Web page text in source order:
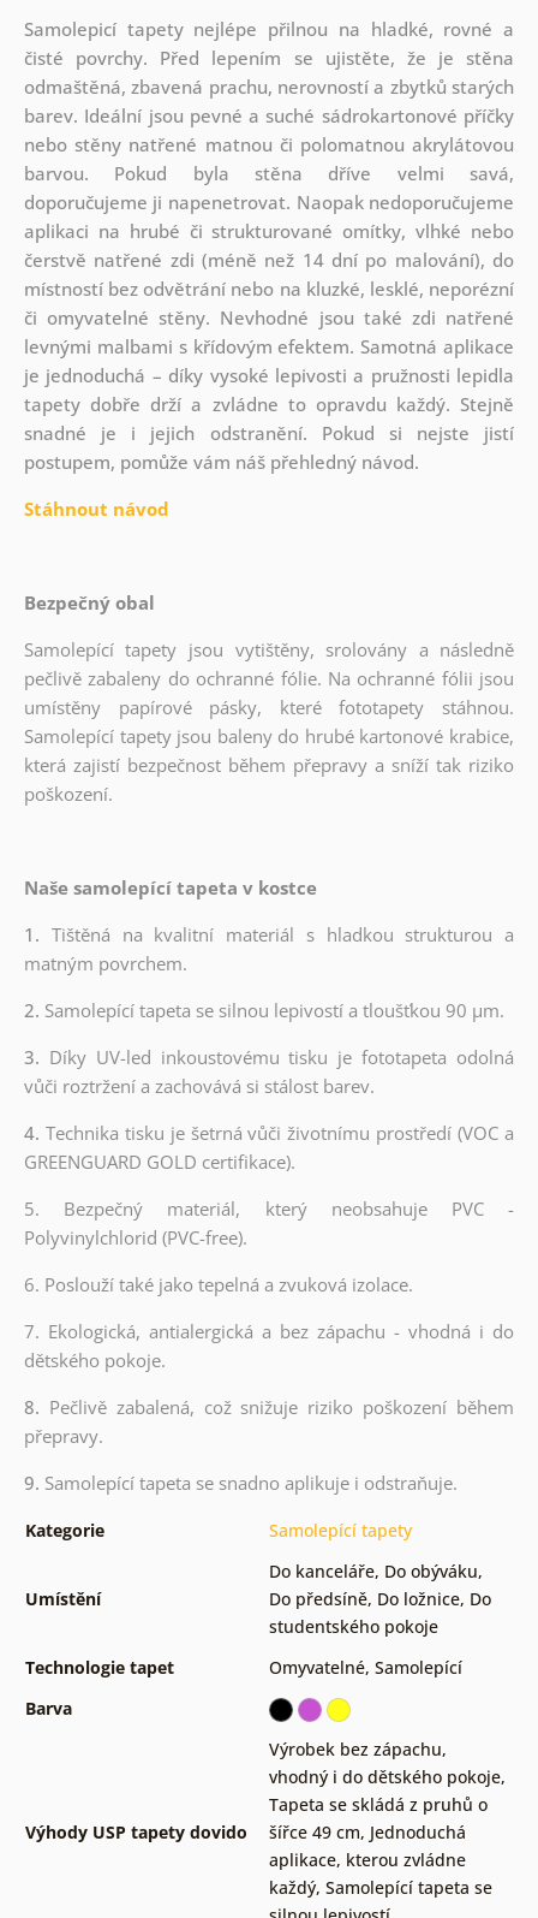
Samolepicí tapety nejlépe přilnou na hladké, rovné a
čisté povrchy. Před lepením se ujistěte, že je stěna
odmaštěná, zbavená prachu, nerovností a zbytků starých
barev. Ideální jsou pevné a suché sádrokartonové příčky
nebo stěny natřené matnou či polomatnou akrylátovou
barvou. Pokud byla stěna dříve velmi savá,
doporučujeme ji napenetrovat. Naopak nedoporučujeme
aplikaci na hrubé či strukturované omítky, vlhké nebo
čerstvě natřené zdi (méně než 14 dní po malování), do
místností bez odvětrání nebo na kluzké, lesklé, neporézní
či omyvatelné stěny. Nevhodné jsou také zdi natřené
levnými malbami s křídovým efektem. Samotná aplikace
je jednoduchá – díky vysoké lepivosti a pružnosti lepidla
tapety dobře drží a zvládne to opravdu každý. Stejně
snadné je i jejich odstranění. Pokud si nejste jistí
postupem, pomůže vám náš přehledný návod.
Stáhnout návod
Bezpečný obal
Samolepící tapety jsou vytištěny, srolovány a následně
pečlivě zabaleny do ochranné fólie. Na ochranné fólii jsou
umístěny papírové pásky, které fototapety stáhnou.
Samolepící tapety jsou baleny do hrubé kartonové krabice,
která zajistí bezpečnost během přepravy a sníží tak riziko
poškození.
Naše samolepící tapeta v kostce
1. Tištěná na kvalitní materiál s hladkou strukturou a
matným povrchem.
2. Samolepící tapeta se silnou lepivostí a tloušťkou 90 µm.
3. Díky UV-led inkoustovému tisku je fototapeta odolná
vůči roztržení a zachovává si stálost barev.
4. Technika tisku je šetrná vůči životnímu prostředí (VOC a
GREENGUARD GOLD certifikace).
5. Bezpečný materiál, který neobsahuje PVC -
Polyvinylchlorid (PVC-free).
6. Poslouží také jako tepelná a zvuková izolace.
7. Ekologická, antialergická a bez zápachu - vhodná i do
dětského pokoje.
8. Pečlivě zabalená, což snižuje riziko poškození během
přepravy.
9. Samolepící tapeta se snadno aplikuje i odstraňuje.
Kategorie Samolepící tapety
Umístění
Do kanceláře, Do obýváku,
Do předsíně, Do ložnice, Do
studentského pokoje
Technologie tapet
Omyvatelné, Samolepící
Barva
Výhody USP tapety dovido
Výrobek bez zápachu,
vhodný i do dětského pokoje,
Tapeta se skládá z pruhů o
šířce 49 cm, Jednoduchá
aplikace, kterou zvládne
každý, Samolepící tapeta se